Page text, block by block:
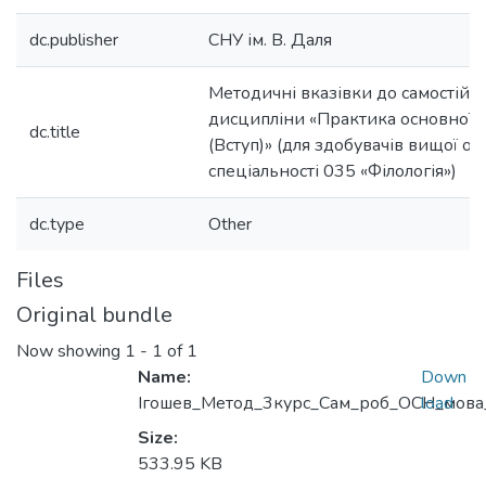
dc.publisher СНУ ім. В. Даля
dc.title
Методичні вказівки до
дисципліни «Практика основної
(Вступ)» (для здобувачів вищої
спеціальності 035 «Філологія»)
dc.type Other
Files
Original bundle
Now showing 1 - 1 of 1
Name:
Size:
533.95 KB
Down
load